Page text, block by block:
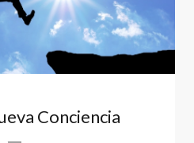
Conciencia